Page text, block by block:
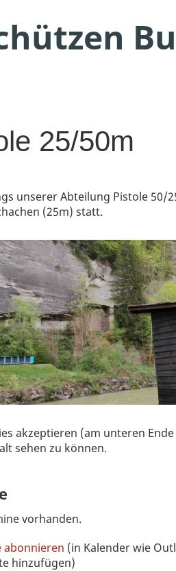
25/50m
unserer Abteilung Pistole 50/
(25m) statt.
akzeptieren (am unteren
sehen zu können.
vorhanden.
abonnieren (in Kalender wie
hinzufügen)